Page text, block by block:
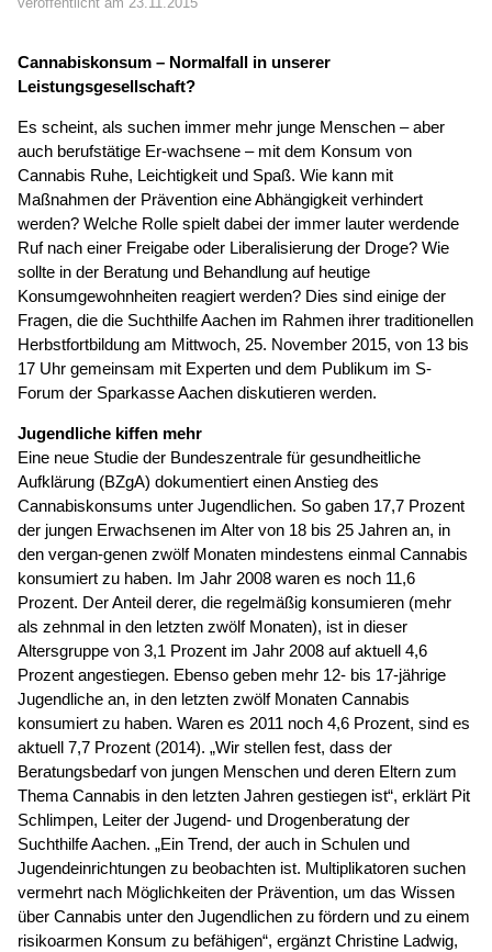
Cannabiskonsum – Normalfall in unserer
Leistungsgesellschaft?
Es scheint, als suchen immer mehr junge Menschen – aber
auch berufstätige Er-wachsene – mit dem Konsum von
Cannabis Ruhe, Leichtigkeit und Spaß. Wie kann mit
Maßnahmen der Prävention eine Abhängigkeit verhindert
werden? Welche Rolle spielt dabei der immer lauter werdende
Ruf nach einer Freigabe oder Liberalisierung der Droge? Wie
sollte in der Beratung und Behandlung auf heutige
Konsumgewohnheiten reagiert werden? Dies sind einige der
Fragen, die die Suchthilfe Aachen im Rahmen ihrer traditionellen
Herbstfortbildung am Mittwoch, 25. November 2015, von 13 bis
17 Uhr gemeinsam mit Experten und dem Publikum im S-
Forum der Sparkasse Aachen diskutieren werden.
Jugendliche kiffen mehr
Eine neue Studie der Bundeszentrale für gesundheitliche
Aufklärung (BZgA) dokumentiert einen Anstieg des
Cannabiskonsums unter Jugendlichen. So gaben 17,7 Prozent
der jungen Erwachsenen im Alter von 18 bis 25 Jahren an, in
den vergan-genen zwölf Monaten mindestens einmal Cannabis
konsumiert zu haben. Im Jahr 2008 waren es noch 11,6
Prozent. Der Anteil derer, die regelmäßig konsumieren (mehr
als zehnmal in den letzten zwölf Monaten), ist in dieser
Altersgruppe von 3,1 Prozent im Jahr 2008 auf aktuell 4,6
Prozent angestiegen. Ebenso geben mehr 12- bis 17-jährige
Jugendliche an, in den letzten zwölf Monaten Cannabis
konsumiert zu haben. Waren es 2011 noch 4,6 Prozent, sind es
aktuell 7,7 Prozent (2014). „Wir stellen fest, dass der
Beratungsbedarf von jungen Menschen und deren Eltern zum
Thema Cannabis in den letzten Jahren gestiegen ist“, erklärt Pit
Schlimpen, Leiter der Jugend- und Drogenberatung der
Suchthilfe Aachen. „Ein Trend, der auch in Schulen und
Jugendeinrichtungen zu beobachten ist. Multiplikatoren suchen
vermehrt nach Möglichkeiten der Prävention, um das Wissen
über Cannabis unter den Jugendlichen zu fördern und zu einem
risikoarmen Konsum zu befähigen“, ergänzt Christine Ladwig,